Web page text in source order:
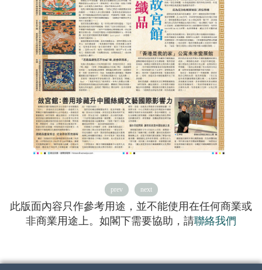
prev next
此版面內容只作參考用途，並不能使用在任何商業或
非商業用途上。如閣下需要協助，請聯絡我們